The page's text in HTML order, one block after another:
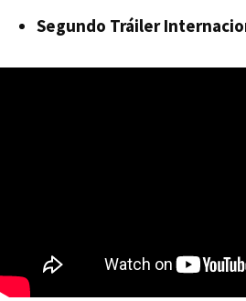
Segundo Tráiler